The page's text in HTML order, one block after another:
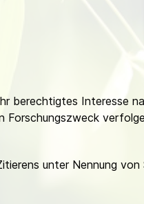
berechtigtes Interesse
Forschungszweck
unter Nennung von